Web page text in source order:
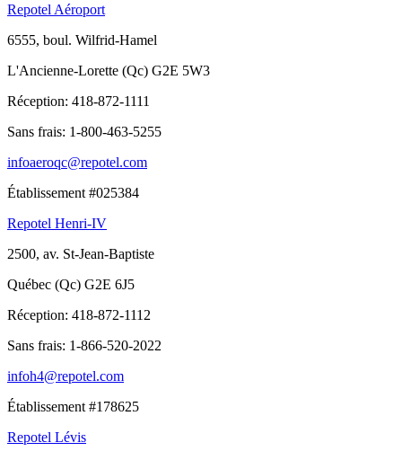
Repotel Aéroport
6555, boul. Wilfrid-Hamel
L'Ancienne-Lorette (Qc) G2E 5W3
Réception: 418-872-1111
Sans frais: 1-800-463-5255
infoaeroqc@repotel.com
Établissement #025384
Repotel Henri-IV
2500, av. St-Jean-Baptiste
Québec (Qc) G2E 6J5
Réception: 418-872-1112
Sans frais: 1-866-520-2022
infoh4@repotel.com
Établissement #178625
Repotel Lévis